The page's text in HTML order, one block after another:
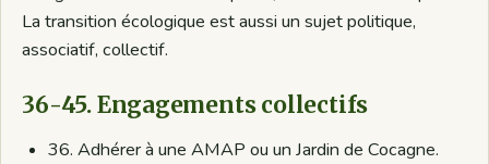
La transition écologique est aussi un sujet politique,
associatif, collectif.
36-45. Engagements collectifs
36. Adhérer à une AMAP ou un Jardin de Cocagne.